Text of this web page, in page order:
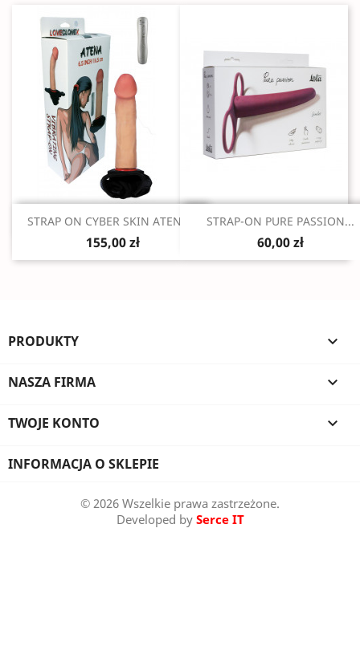
Szybki podgląd
STRAP ON CYBER SKIN ATENA...
155,00 zł
Szybki podgląd
STRAP-ON PURE PASSION...
60,00 zł
PRODUKTY 
NASZA FIRMA 
TWOJE KONTO 
INFORMACJA O SKLEPIE
© 2026 Wszelkie prawa zastrzeżone.
Developed by Serce IT